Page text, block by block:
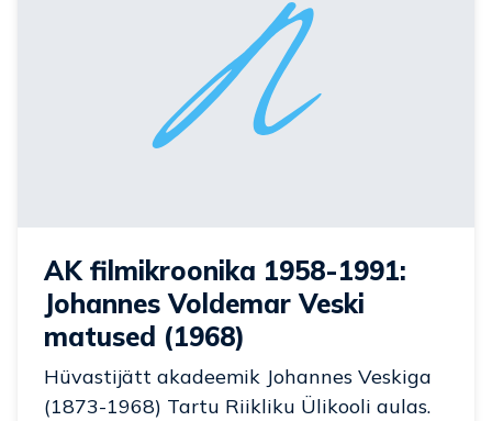
AK filmikroonika 1958-1991:
Johannes Voldemar Veski
matused (1968)
Hüvastijätt akadeemik Johannes Veskiga
(1873-1968) Tartu Riikliku Ülikooli aulas.